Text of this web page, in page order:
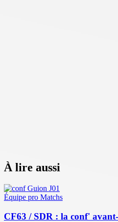
À lire aussi
Équipe pro Matchs
CF63 / SDR : la conf'